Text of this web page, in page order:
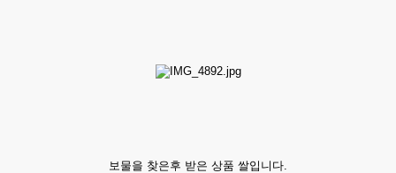
보물을 찾은후 받은 상품 쌀입니다.